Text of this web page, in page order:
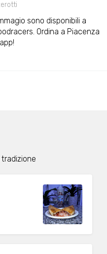
sono disponibili a
Ordina a Piacenza